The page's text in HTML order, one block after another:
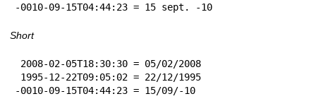
-0010-09-15T04:44:23 = 15 sept. -10
Short
-0010-09-15T04:44:23 = 15/09/-10